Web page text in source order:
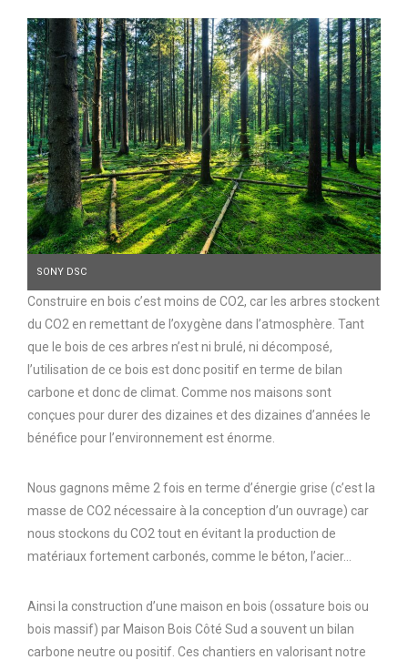
SONY DSC
Construire en bois c’est moins de CO2, car les arbres stockent
du CO2 en remettant de l’oxygène dans l’atmosphère. Tant
que le bois de ces arbres n’est ni brulé, ni décomposé,
l’utilisation de ce bois est donc positif en terme de bilan
carbone et donc de climat. Comme nos maisons sont
conçues pour durer des dizaines et des dizaines d’années le
bénéfice pour l’environnement est énorme.
Nous gagnons même 2 fois en terme d’énergie grise (c’est la
masse de CO2 nécessaire à la conception d’un ouvrage) car
nous stockons du CO2 tout en évitant la production de
matériaux fortement carbonés, comme le béton, l’acier…
Ainsi la construction d’une maison en bois (ossature bois ou
bois massif) par Maison Bois Côté Sud a souvent un bilan
carbone neutre ou positif. Ces chantiers en valorisant notre